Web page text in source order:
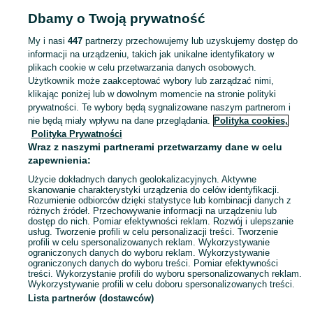
wełna mineralna kierowca kat b + e
Skorzystaj z największego serwisu ogłoszeniowego - Opatów i okolice! Kupuj to, czego pragniesz i sprzedawaj to, czego już nie potrzebujesz! Zobacz
Mapa kategorii
Mapa miejscowości
Mapa ministron
Popularne wyszukiwania
Dbamy o Twoją prywatność
My i nasi 447partnerzy przechowujemy lub uzyskujemy dostęp do
informacji na urządzeniu, takich jak unikalne identyfikatory w
plikach cookie w celu przetwarzania danych osobowych.
Użytkownik może zaakceptować wybory lub zarządzać nimi,
klikając poniżej lub w dowolnym momencie na stronie polityki
prywatności. Te wybory będą sygnalizowane naszym partnerom i
nie będą miały wpływu na dane przeglądania. Polityka cookies,
Polityka Prywatności
Wraz z naszymi partnerami przetwarzamy dane w celu
zapewnienia:
Użycie dokładnych danych geolokalizacyjnych. Aktywne
skanowanie charakterystyki urządzenia do celów identyfikacji.
Rozumienie odbiorców dzięki statystyce lub kombinacji danych z
różnych źródeł. Przechowywanie informacji na urządzeniu lub
dostęp do nich. Pomiar efektywności reklam. Rozwój i ulepszanie
usług. Tworzenie profili w celu personalizacji treści. Tworzenie
profili w celu spersonalizowanych reklam. Wykorzystywanie
ograniczonych danych do wyboru reklam. Wykorzystywanie
ograniczonych danych do wyboru treści. Pomiar efektywności
treści. Wykorzystanie profili do wyboru spersonalizowanych reklam.
Wykorzystywanie profili w celu doboru spersonalizowanych treści.
Lista partnerów (dostawców)